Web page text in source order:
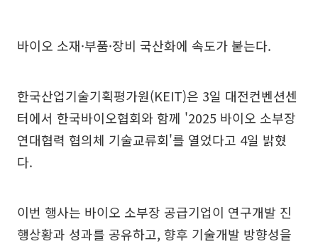
바이오 소재·부품·장비 국산화에 속도가 붙는다.
한국산업기술기획평가원(KEIT)은 3일 대전컨벤션센
터에서 한국바이오협회와 함께 '2025 바이오 소부장
연대협력 협의체 기술교류회'를 열었다고 4일 밝혔
다.
이번 행사는 바이오 소부장 공급기업이 연구개발 진
행상황과 성과를 공유하고, 향후 기술개발 방향성을